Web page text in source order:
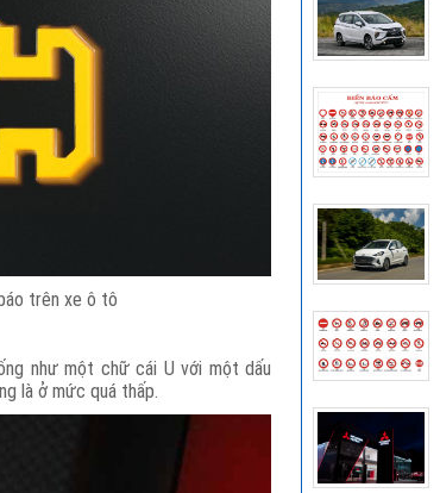
trên xe ô tô
như một chữ cái U với một dấu
là ở mức quá thấp.